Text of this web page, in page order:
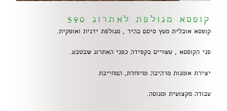
קופסא מגולפת לאתרוג 590
קופסא אובלית מעץ סיסם בהיר , מגולפת ידנית ואופקית.
פני הקופסא , עשויים בקפידה כפני האתרוג שבטבע.
יצירת אומנות מרהיבה ומיוחדת, המחייבת
עבודה מקצועית ומנוסה.